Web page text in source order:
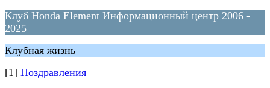
Клуб Honda Element Информационный центр 2006 -
2025
Клубная жизнь
[1] Поздравления